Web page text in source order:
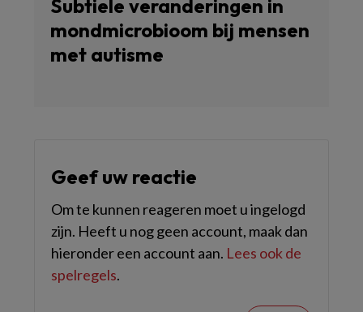
Subtiele veranderingen in
mondmicrobioom bij mensen
met autisme
Geef uw reactie
Om te kunnen reageren moet u ingelogd
zijn. Heeft u nog geen account, maak dan
hieronder een account aan. Lees ook de
spelregels.